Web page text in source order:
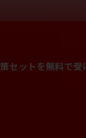
セットを無料で受